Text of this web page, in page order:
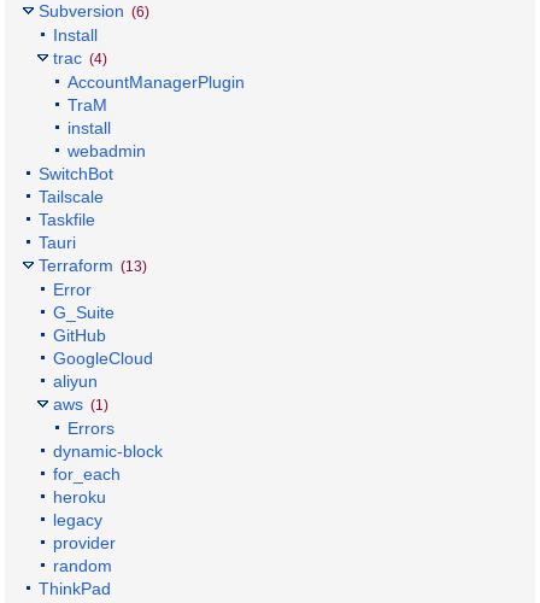
Subversion (6)
Install
trac (4)
AccountManagerPlugin
TraM
install
webadmin
SwitchBot
Tailscale
Taskfile
Tauri
Terraform (13)
Error
G_Suite
GitHub
GoogleCloud
aliyun
aws (1)
Errors
dynamic-block
for_each
heroku
legacy
provider
random
ThinkPad